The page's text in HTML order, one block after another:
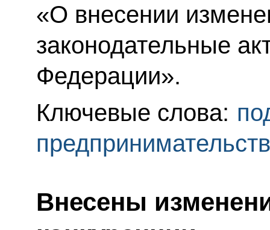
«О внесении
законодательные
Федерации».
Ключевые слова:
Внесены